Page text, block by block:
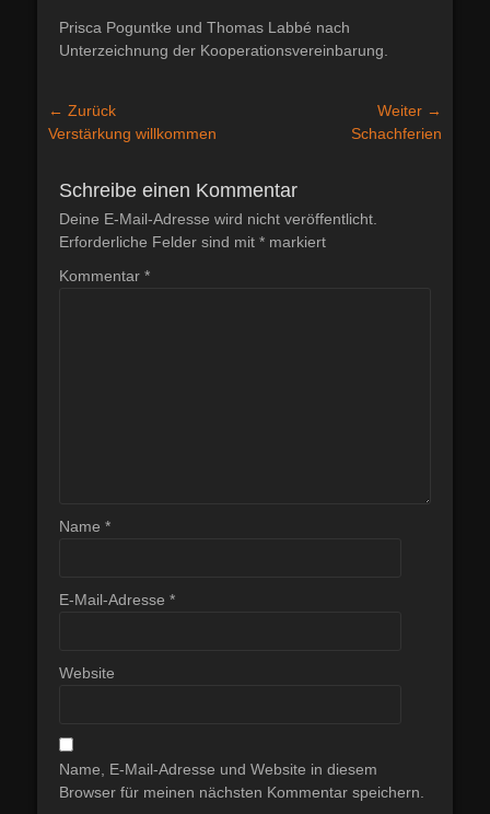
Prisca Poguntke und Thomas Labbé nach
Unterzeichnung der Kooperationsvereinbarung.
Beitragsnavigation
← Zurück
Vorheriger
Verstärkung willkommen
Weiter →
Schachferien
Schreibe einen Kommentar
Deine E-Mail-Adresse wird nicht veröffentlicht.
Erforderliche Felder sind mit * markiert
Kommentar *
Name *
E-Mail-Adresse *
Website
Name, E-Mail-Adresse und Website in diesem
Browser für meinen nächsten Kommentar speichern.